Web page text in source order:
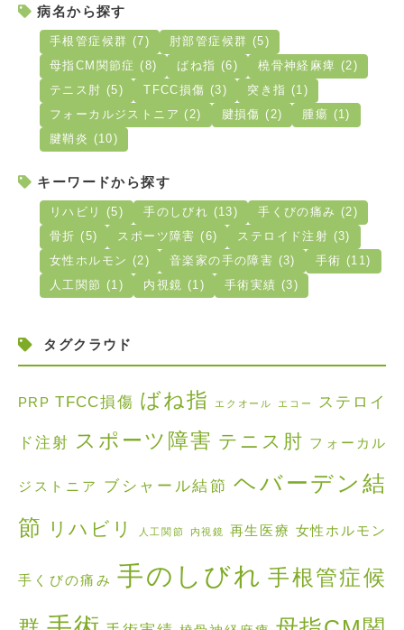
病名から探す
手根管症候群 (7)
肘部管症候群 (5)
母指CM関節症 (8)
ばね指 (6)
橈骨神経麻痺 (2)
テニス肘 (5)
TFCC損傷 (3)
突き指 (1)
フォーカルジストニア (2)
腱損傷 (2)
腫瘍 (1)
腱鞘炎 (10)
キーワードから探す
リハビリ (5) 手のしびれ (13)
手くびの痛み (2)
骨折 (5)
スポーツ障害 (6)
ステロイド注射 (3)
女性ホルモン (2)
音楽家の手の障害 (3)
手術 (11)
人工関節 (1)
内視鏡 (1) 手術実績 (3)
タグクラウド
PRP TFCC損傷 ばね指 エクオール エコー ステロイ
ド注射 スポーツ障害 テニス肘 フォーカル
ジストニア ブシャール結節 ヘバーデン結
節
リハビリ 人工関節 内視鏡 再生医療 女性ホルモン
手くびの痛み 手のしびれ 手根管症候